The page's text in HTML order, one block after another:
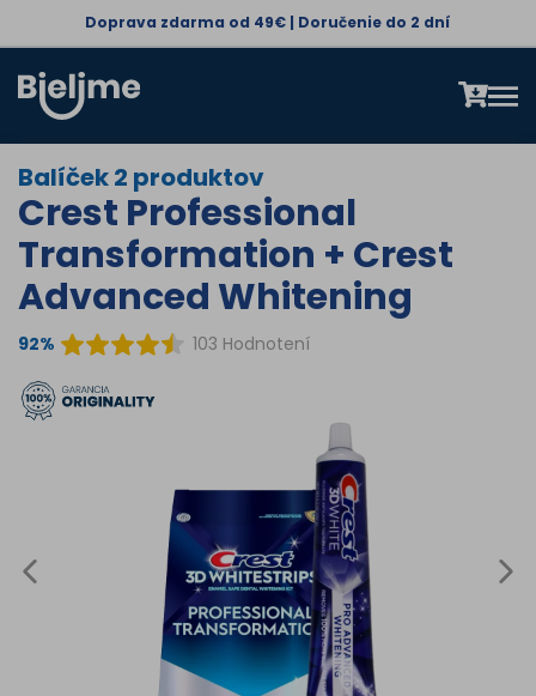
Doprava zdarma od 49€ | Doručenie do 2 dní
Balíček 2 produktov
Crest Professional
Transformation + Crest
Advanced Whitening
92% 103 Hodnotení